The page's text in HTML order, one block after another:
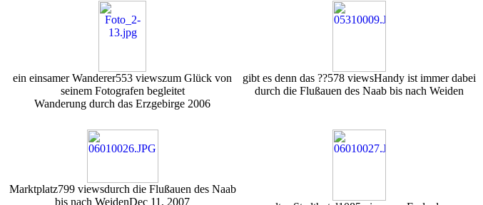
ein einsamer Wanderer553 viewszum Glück von
seinem Fotografen begleitet
Wanderung durch das Erzgebirge 2006
gibt es denn das ??578 viewsHandy ist immer dabei
durch die Flußauen des Naab bis nach Weiden
Marktplatz799 viewsdurch die Flußauen des Naab
bis nach WeidenDec 11, 2007